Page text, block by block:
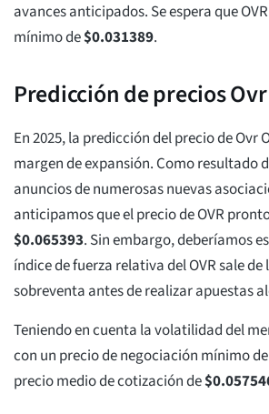
avances anticipados. Se espera que
mínimo de$0.031389.
Predicción de precios Ovr
En 2025, la predicción del precio de Ovr
margen de expansión. Como resultado
anuncios de numerosas nuevas
anticipamos que el precio de OVR
$0.065393. Sin embargo, deberíamos
índice de fuerza relativa del OVR sale de
sobreventa antes de realizar apuestas
Teniendo en cuenta la volatilidad del
con un precio de negociación mínimo de
precio medio de cotización de$